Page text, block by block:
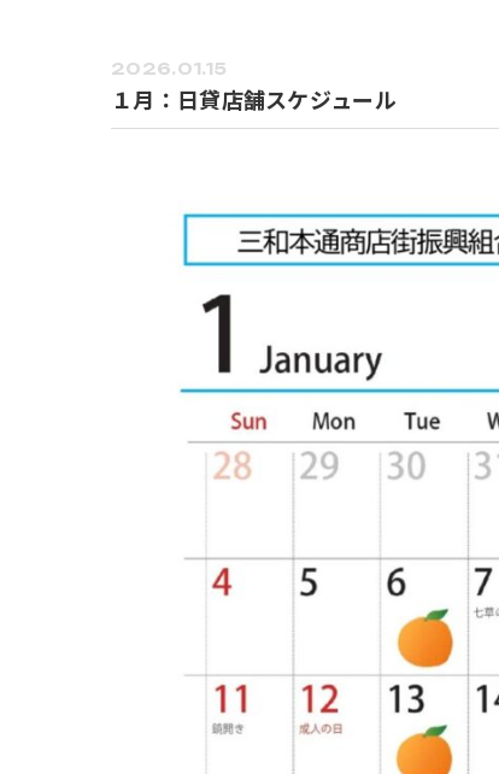
2026.01.15
１月：日貸店舗スケジュール